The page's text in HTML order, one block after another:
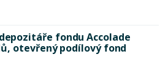
fondu Accolade
otevřený podílový fond